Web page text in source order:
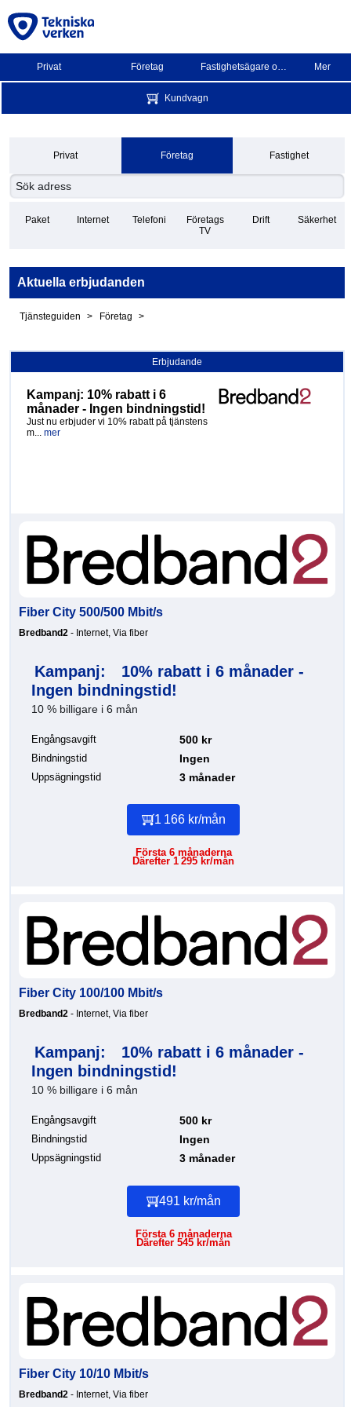
Privat Företag Fastighetsägare och BRF Mer
Kundvagn
Privat Företag Fastighet
Paket Internet Telefoni
Företags
TV
Drift Säkerhet
Aktuella erbjudanden
Tjänsteguiden Företag
Erbjudande
Kampanj: 10% rabatt i 6
månader - Ingen bindningstid!
Just nu erbjuder vi 10% rabatt på tjänstens
m... mer
Fiber City 500/500 Mbit/s
Bredband2 - Internet, Via fiber
Kampanj:
10% rabatt i 6 månader -
Ingen bindningstid!
10 % billigare i 6 mån
Engångsavgift 500 kr
Bindningstid Ingen
Uppsägningstid 3 månader
1 166 kr/mån
Första 6 månaderna
Därefter 1 295 kr/mån
Fiber City 100/100 Mbit/s
Bredband2 - Internet, Via fiber
Kampanj:
10% rabatt i 6 månader -
Ingen bindningstid!
10 % billigare i 6 mån
Engångsavgift 500 kr
Bindningstid Ingen
Uppsägningstid 3 månader
491 kr/mån
Första 6 månaderna
Därefter 545 kr/mån
Fiber City 10/10 Mbit/s
Bredband2 - Internet, Via fiber